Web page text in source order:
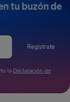
tu buzón de
Regístrate
la Declaración de